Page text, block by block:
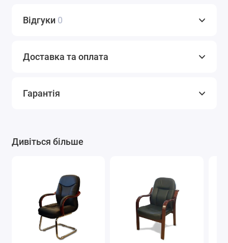
Відгуки 0
Доставка та оплата
Гарантія
Дивіться більше